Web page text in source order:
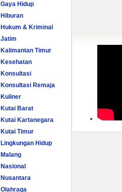
Gaya Hidup
Hiburan
Hukum & Kriminal
Jatim
Kalimantan Timur
Kesehatan
Konsultasi
Konsultasi Remaja
Kuliner
Kutai Barat
Kutai Kartanegara
Kutai Timur
Lingkungan Hidup
Malang
Nasional
Nusantara
Olahraga